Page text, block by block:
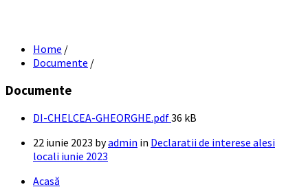
Home /
Documente /
Documente
DI-CHELCEA-GHEORGHE.pdfFile
36 kB
22 iunie 2023 byadmin in Declaratii de interese alesi
locali iunie 2023
Acasă